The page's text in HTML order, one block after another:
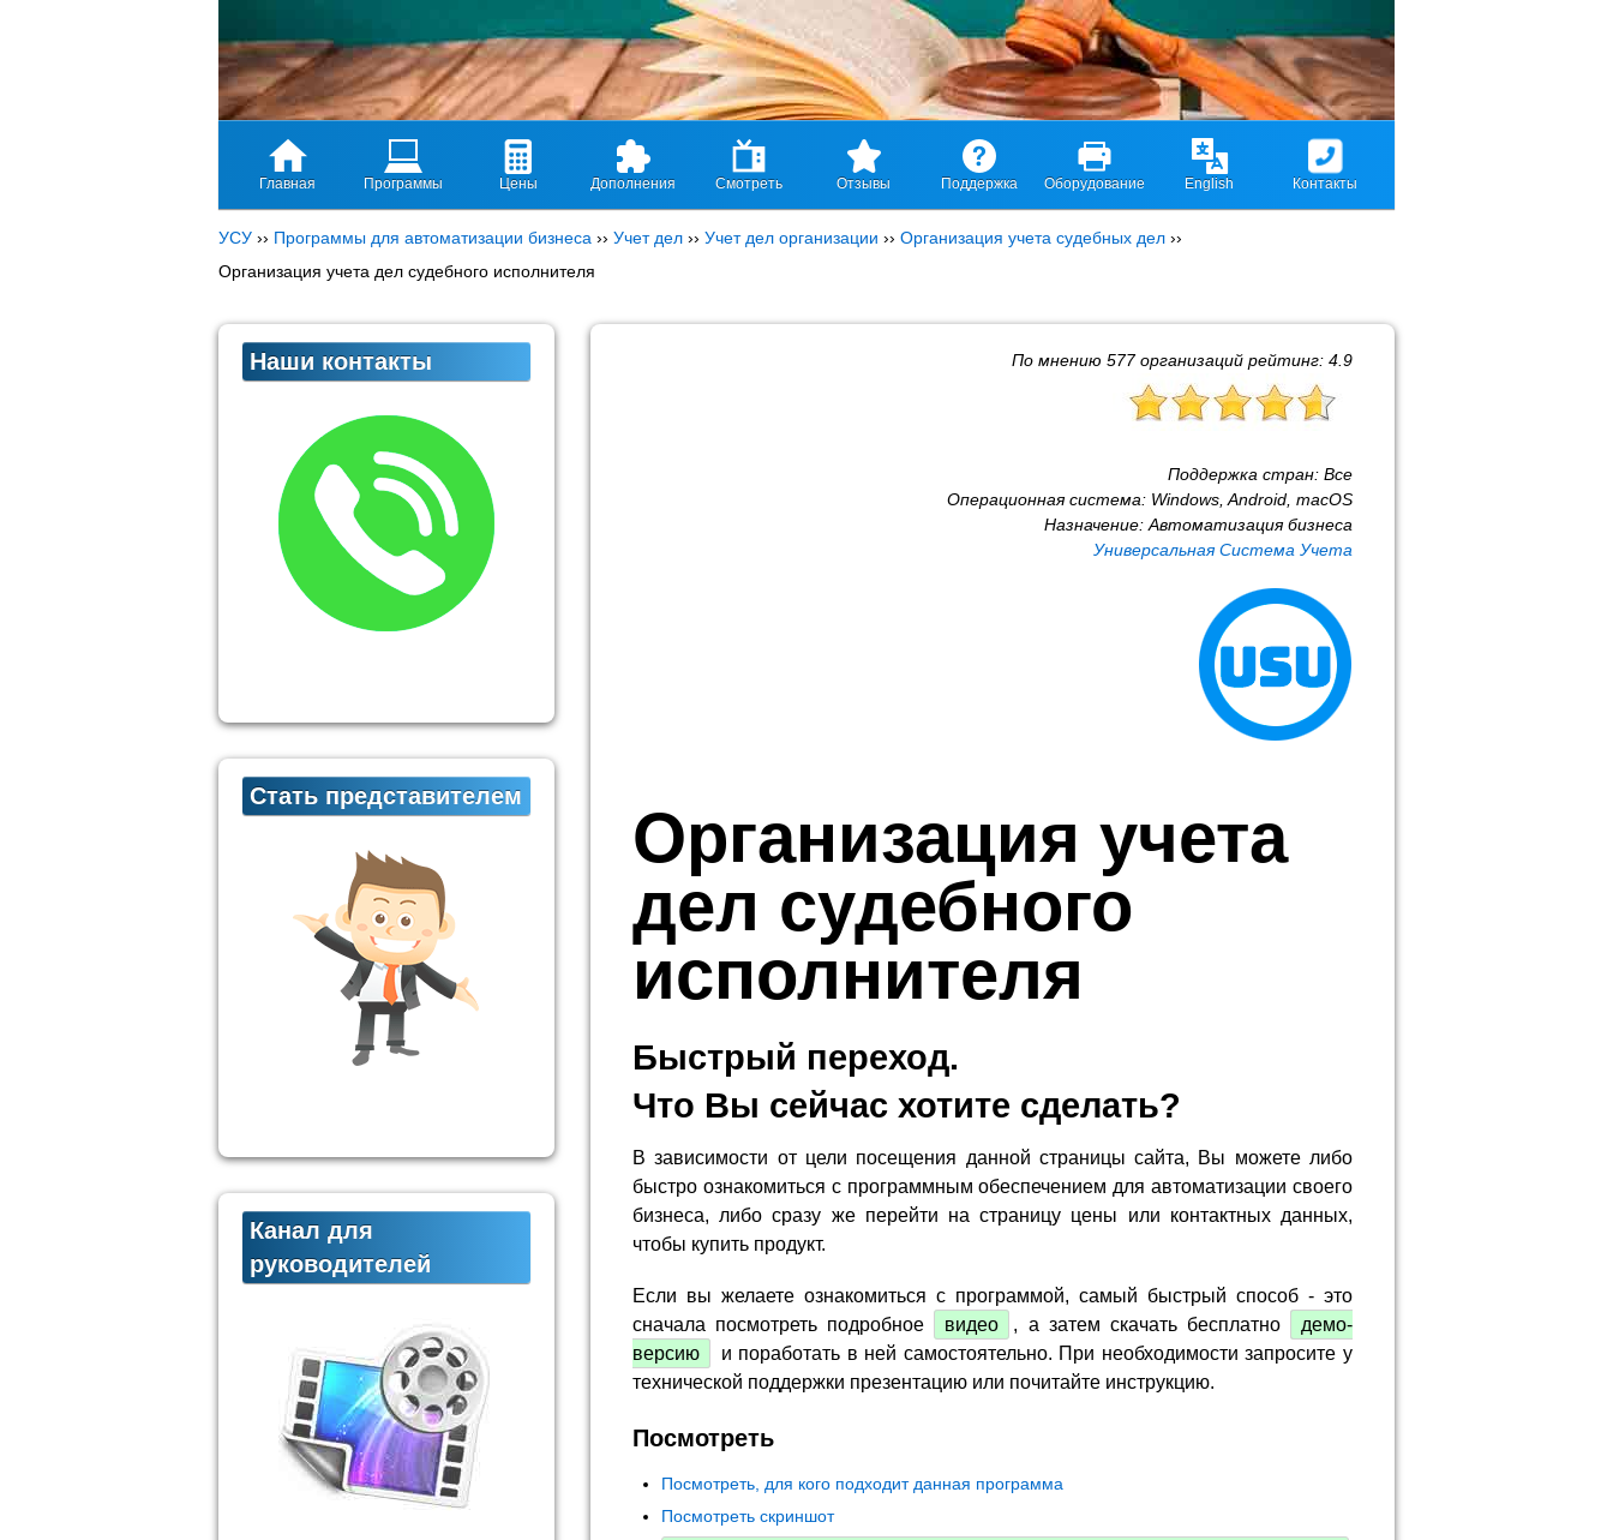
Главная Программы Цены Дополнения Смотреть Отзывы Поддержка Оборудование English Контакты
УСУ ›› Программы для автоматизации бизнеса ›› Учет дел ›› Учет дел организации ›› Организация учета судебных дел ››
Организация учета дел судебного исполнителя
По мнению 577организаций рейтинг: 4.9
Поддержка стран: Все
Операционная система: Windows, Android, macOS
Назначение: Автоматизация бизнеса
Универсальная Система Учета
Организация учета
дел судебного
исполнителя
Быстрый переход.
Что Вы сейчас хотите сделать?
В зависимости от цели посещения данной страницы сайта, Вы можете либо
быстро ознакомиться с программным обеспечением для автоматизации своего
бизнеса, либо сразу же перейти на страницу цены или контактных данных,
чтобы купить продукт.
Если вы желаете ознакомиться с программой, самый быстрый способ - это
сначала посмотреть подробное
видео , а затем скачать бесплатно
демо-
версию
и поработать в ней самостоятельно. При необходимости запросите у
технической поддержки презентацию или почитайте инструкцию.
Посмотреть
Посмотреть, для кого подходит данная программа
Посмотреть скриншот
Наши контакты
Стать представителем
Канал для
руководителей